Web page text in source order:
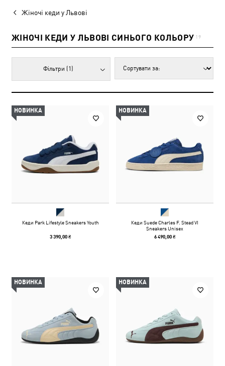
Жіночі кеди у Львові
ЖІНОЧІ КЕДИ У ЛЬВОВІ СИНЬОГО КОЛЬОРУ 19
Фільтри (1)
НОВИНКА
Кеди Park Lifestyle Sneakers Youth
3 390,00 ₴
НОВИНКА
Кеди Suede Charles F. Stead VI
Sneakers Unisex
6 490,00 ₴
НОВИНКА НОВИНКА